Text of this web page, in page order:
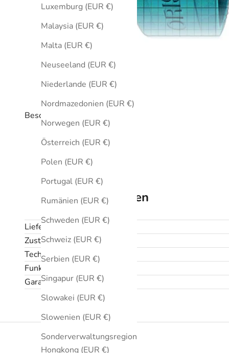
Luxemburg (EUR €)
Malaysia (EUR €)
Malta (EUR €)
Neuseeland (EUR €)
Niederlande (EUR €)
Nordmazedonien (EUR €)
Norwegen (EUR €)
Österreich (EUR €)
Polen (EUR €)
Portugal (EUR €)
Rumänien (EUR €)
Schweden (EUR €)
Schweiz (EUR €)
Serbien (EUR €)
Singapur (EUR €)
Slowakei (EUR €)
Slowenien (EUR €)
Sonderverwaltungsregion
Hongkong (EUR €)
Beschreibung
Technische Daten
Lieferumfang
Zustand
Technische Daten
Funktionen
Garantie und Rückgabe